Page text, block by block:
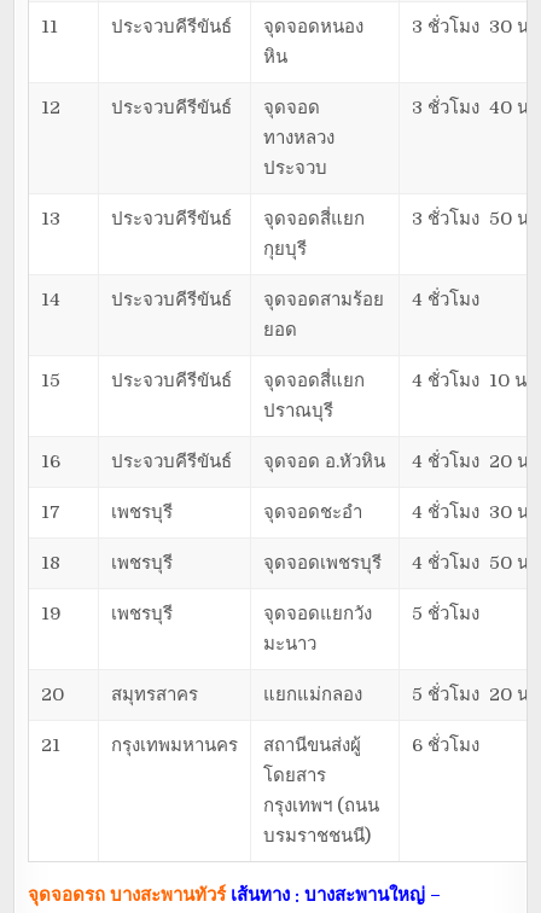
11 ประจวบคีรีขันธ์
จุดจอดหนอง
หิน
3 ชั่วโมง 30 น
12 ประจวบคีรีขันธ์
จุดจอด
ทางหลวง
ประจวบ
3 ชั่วโมง 40 น
13 ประจวบคีรีขันธ์
จุดจอดสี่แยก
กุยบุรี
3 ชั่วโมง 50 น
14 ประจวบคีรีขันธ์
จุดจอดสามร้อย
ยอด
4 ชั่วโมง
15 ประจวบคีรีขันธ์
จุดจอดสี่แยก
ปราณบุรี
4 ชั่วโมง 10 นา
16 ประจวบคีรีขันธ์ จุดจอด อ.หัวหิน 4 ชั่วโมง 20 น
17 เพชรบุรี จุดจอดชะอำ 4 ชั่วโมง 30 น
18 เพชรบุรี จุดจอดเพชรบุรี 4 ชั่วโมง 50 น
19 เพชรบุรี
จุดจอดแยกวัง
มะนาว
5 ชั่วโมง
20 สมุทรสาคร แยกแม่กลอง 5 ชั่วโมง 20 น
21 กรุงเทพมหานคร
สถานีขนส่งผู้
โดยสาร
กรุงเทพฯ (ถนน
บรมราชชนนี)
6 ชั่วโมง
จุดจอดรถ บางสะพานทัวร์ เส้นทาง : บางสะพานใหญ่ –